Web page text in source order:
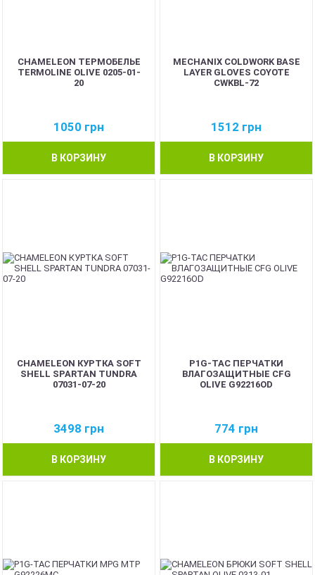
CHAMELEON ТЕРМОБЕЛЬЕ
TERMOLINE OLIVE 0205-01-
20
1050 грн
В КОРЗИНУ
MECHANIX COLDWORK BASE
LAYER GLOVES COYOTE
CWKBL-72
1512 грн
В КОРЗИНУ
CHAMELEON КУРТКА SOFT
SHELL SPARTAN TUNDRA
07031-07-20
3498 грн
В КОРЗИНУ
P1G-TAC ПЕРЧАТКИ
ВЛАГОЗАЩИТНЫЕ CFG
OLIVE G92216OD
774 грн
В КОРЗИНУ